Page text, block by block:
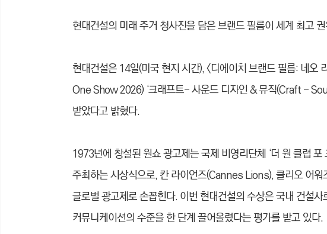
현대건설의 미래 주거 청사진을 담은 브랜드 필름이 세계 최고
현대건설은 14일(미국 현지 시간), <디에이치 브랜드 필름: 네오
One Show 2026) ‘크래프트- 사운드 디자인 & 뮤직(Craft -
받았다고 밝혔다.
1973년에 창설된 원쇼 광고제는 국제 비영리단체 ‘더 원 클럽
주최하는 시상식으로, 칸 라이언즈(Cannes Lions), 클리오 어
글로벌 광고제로 손꼽힌다. 이번 현대건설의 수상은 국내 건설
커뮤니케이션의 수준을 한 단계 끌어올렸다는 평가를 받고 있다.